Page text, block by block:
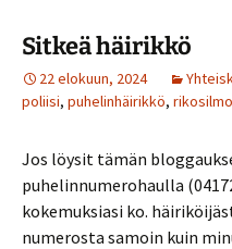
Sitkeä häirikkö
22 elokuun, 2024
poliisi, puhelinhäirikkö,
Jos löysit tämän
puhelinnumerohaulla
kokemuksiasi ko.
numerosta samoin kuin